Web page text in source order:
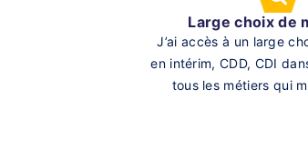
Large choix de
J’ai accès à un large
en intérim, CDD, CDI
tous les métiers qui